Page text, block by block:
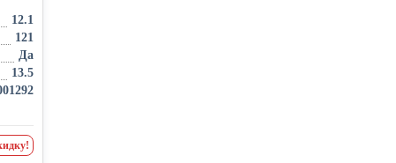
12.1
121
Да
13.5